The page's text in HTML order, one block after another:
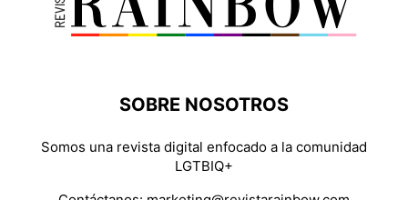
SOBRE NOSOTROS
Somos una revista digital enfocado a la comunidad
LGTBIQ+